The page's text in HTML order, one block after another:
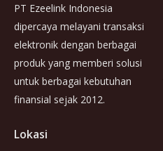
PT Ezeelink Indonesia
dipercaya melayani transaksi
elektronik dengan berbagai
produk yang memberi solusi
untuk berbagai kebutuhan
finansial sejak 2012.
Lokasi